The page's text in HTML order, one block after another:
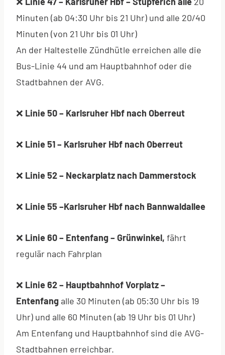
Minuten (ab 04:30 Uhr bis 21 Uhr) und alle 20/40
Minuten (von 21 Uhr bis 01 Uhr)
An der Haltestelle Zündhütle erreichen alle die
Bus-Linie 44 und am Hauptbahnhof oder die
Stadtbahnen der AVG.
❌ Linie 50 – Karlsruher Hbf nach Oberreut
❌ Linie 51 – Karlsruher Hbf nach Oberreut
❌ Linie 52 – Neckarplatz nach Dammerstock
❌ Linie 55 –Karlsruher Hbf nach Bannwaldallee
❌ Linie 60 – Entenfang – Grünwinkel, fährt
regulär nach Fahrplan
❌ Linie 62 – Hauptbahnhof Vorplatz –
Entenfang alle 30 Minuten (ab 05:30 Uhr bis 19
Uhr) und alle 60 Minuten (ab 19 Uhr bis 01 Uhr)
Am Entenfang und Hauptbahnhof sind die AVG-
Stadtbahnen erreichbar.